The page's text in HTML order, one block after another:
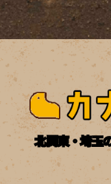
北関東・埼玉